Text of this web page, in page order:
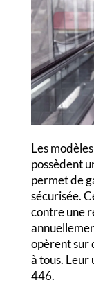
Les
possèdent
permet de
sécurisée.
contre une
opèrent sur
à tous. Leur
446.